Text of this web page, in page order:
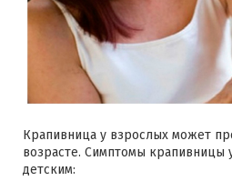
Крапивница у взрослых может
возрасте. Симптомы крапивницы
детским: